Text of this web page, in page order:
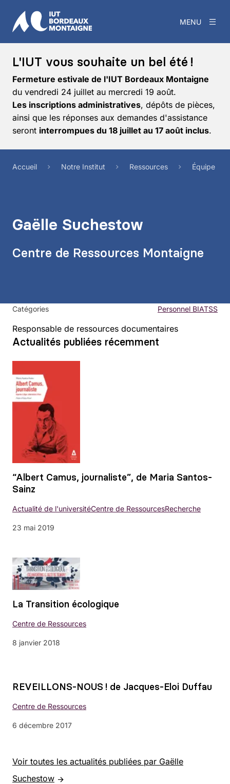
MENU
L'IUT vous souhaite un bel été !
Fermeture estivale de l'IUT Bordeaux Montaigne
du vendredi 24 juillet au mercredi 19 août.
Les inscriptions administratives, dépôts de pièces,
ainsi que les réponses aux demandes d'assistance
seront interrompues du 18 juillet au 17 août inclus.
Accueil Notre Institut Ressources Équipe
Gaëlle Suchestow
Centre de Ressources Montaigne
Catégories Personnel BIATSS
Responsable de ressources documentaires
Actualités publiées récemment
“Albert Camus, journaliste”, de Maria Santos-
Sainz
Actualité de l'universitéCentre de RessourcesRecherche
23 mai 2019
La Transition écologique
Centre de Ressources
8 janvier 2018
REVEILLONS-NOUS ! de Jacques-Eloi Duffau
Centre de Ressources
6 décembre 2017
Voir toutes les actualités publiées par Gaëlle
Suchestow